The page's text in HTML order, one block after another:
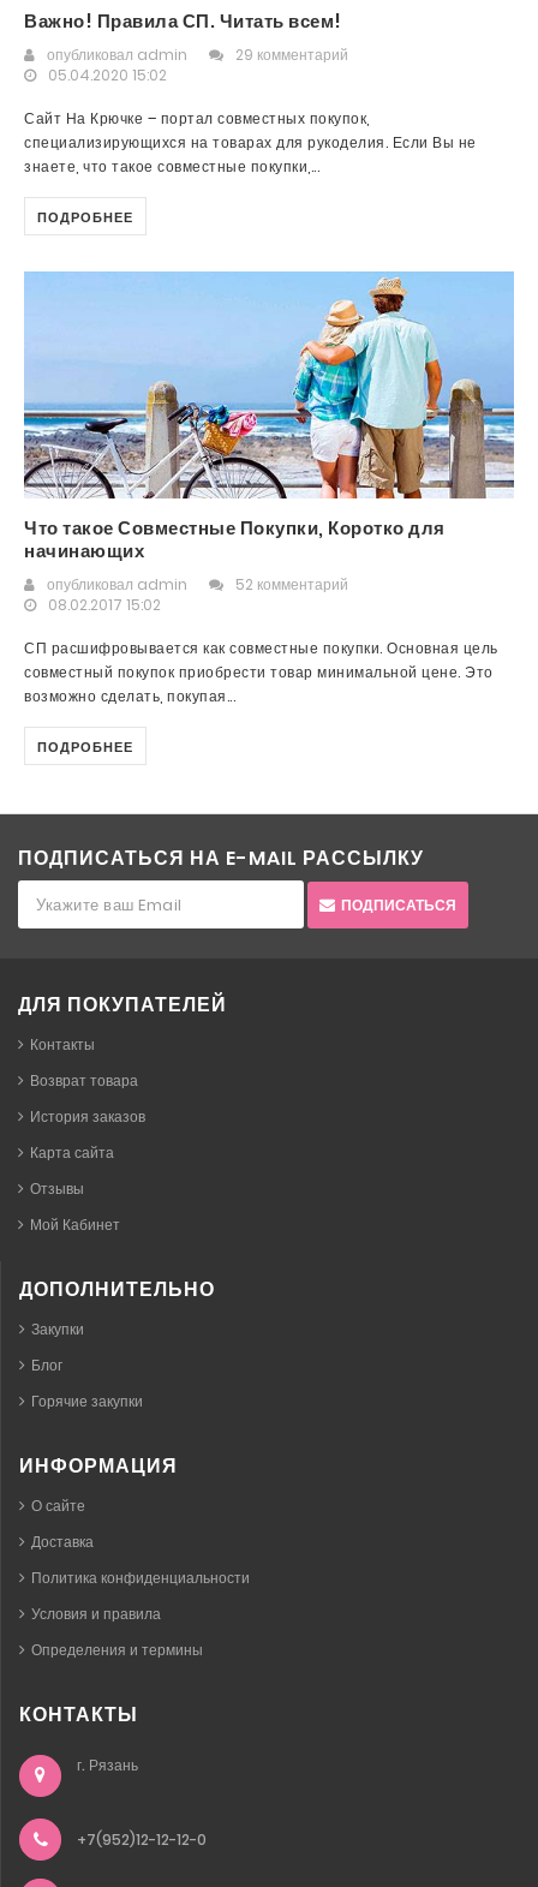
Важно! Правила СП. Читать всем!
опубликовал admin
29 комментарий
05.04.2020 15:02
Сайт На Крючке – портал совместных покупок,
специализирующихся на товарах для рукоделия. Если Вы не
знаете, что такое совместные покупки,...
ПОДРОБНЕЕ
Что такое Совместные Покупки, Коротко для
начинающих
опубликовал admin
52 комментарий
08.02.2017 15:02
СП расшифровывается как совместные покупки. Основная цель
совместный покупок приобрести товар минимальной цене. Это
возможно сделать, покупая...
ПОДРОБНЕЕ
ПОДПИСАТЬСЯ НА E-MAIL РАССЫЛКУ
ПОДПИСАТЬСЯ
ДЛЯ ПОКУПАТЕЛЕЙ
Контакты
Возврат товара
История заказов
Карта сайта
Отзывы
Мой Кабинет
ДОПОЛНИТЕЛЬНО
Закупки
Блог
Горячие закупки
ИНФОРМАЦИЯ
О сайте
Доставка
Политика конфиденциальности
Условия и правила
Определения и термины
КОНТАКТЫ
г. Рязань
+7(952)12-12-12-0